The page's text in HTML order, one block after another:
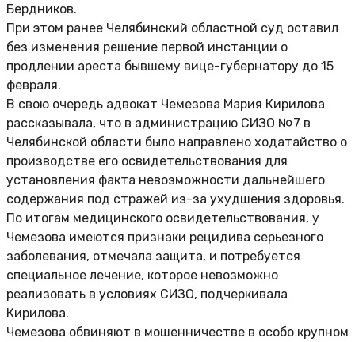
Бердников.
При этом ранее Челябинский областной суд оставил
без изменения решение первой инстанции о
продлении ареста бывшему вице-губернатору до 15
февраля.
В свою очередь адвокат Чемезова Мария Кирилова
рассказывала, что в администрацию СИЗО №7 в
Челябинской области было направлено ходатайство о
производстве его освидетельствования для
установления факта невозможности дальнейшего
содержания под стражей из-за ухудшения здоровья.
По итогам медицинского освидетельствования, у
Чемезова имеются признаки рецидива серьезного
заболевания, отмечала защита, и потребуется
специальное лечение, которое невозможно
реализовать в условиях СИЗО, подчеркивала
Кирилова.
Чемезова обвиняют в мошенничестве в особо крупном